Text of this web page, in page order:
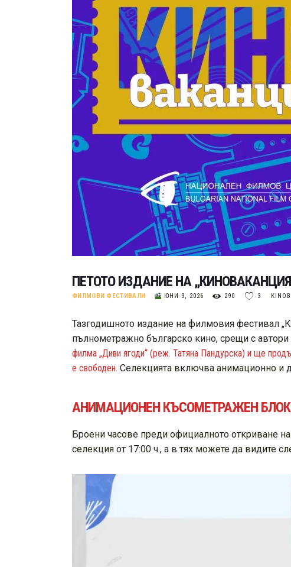
ПЕТОТО ИЗДАНИЕ НА
ФИЛМОВИ ФЕСТИВАЛИ ЮНИ 3, 2026 290 3
Тазгодишното издание на филмовия фестивал
пълнометражно българско кино, срещи с
филма „Диви ягоди“ (реж. Татяна Пандурска) и ще
е свободен. Селекцията включва анимационно и
АНИМАЦИОНЕН КЪСОМЕТРАЖЕН
Броени часове преди официалното откриване
селекция от 17:00 ч., а в тях можете да видите